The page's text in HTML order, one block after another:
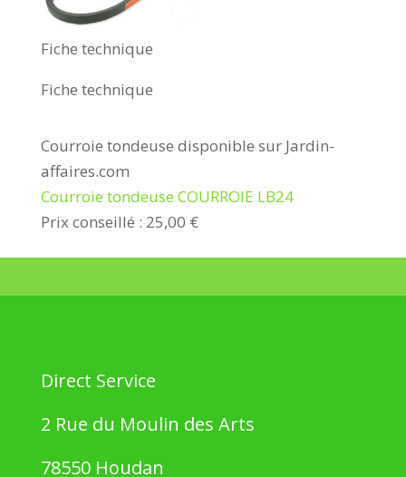
Fiche technique
Fiche technique
Courroie tondeuse disponible sur Jardin-
affaires.com
Courroie tondeuse COURROIE LB24
Prix conseillé : 25,00 €
Direct Service
2 Rue du Moulin des Arts
78550 Houdan